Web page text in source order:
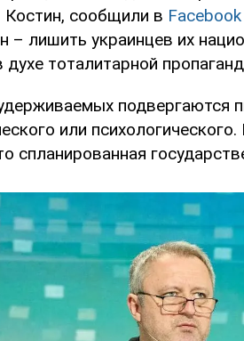
сообщили в Facebook
– лишить украинцев их
духе тоталитарной
подвергаются
или
спланированная